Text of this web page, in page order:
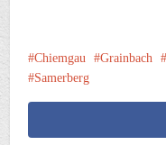
Chiemgau Grainbach
Samerberg